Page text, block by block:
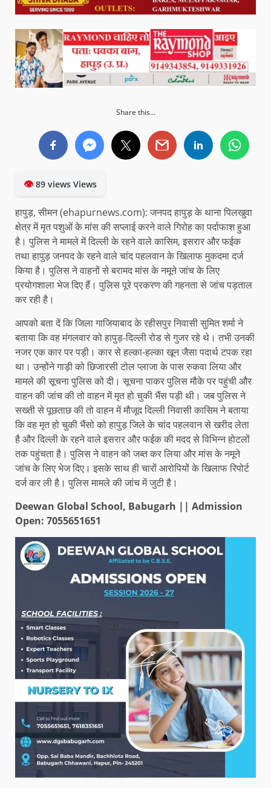
Share this...
👁89 views Views
हापुड़, सीमन (ehapurnews.com): जनपद हापुड़ के थाना पिलखुवा
क्षेत्र में मृत पशुओं के मांस की सप्लाई करने वाले गिरोह का पर्दाफाश हुआ
है। पुलिस ने मामले में दिल्ली के रहने वाले कासिम, इसरार और फईक
तथा हापुड़ जनपद के रहने वाले चांद पहलवान के खिलाफ मुकदमा दर्ज
किया है। पुलिस ने वाहनों से बरामद मांस के नमूने जांच के लिए
प्रयोगशाला भेज दिए हैं। पुलिस पूरे प्रकरण की गहनता से जांच पड़ताल
कर रही है।
आपको बता दें कि जिला गाजियाबाद के रहीसपुर निवासी सुमित शर्मा ने
बताया कि वह मंगलवार को हापुड़-दिल्ली रोड से गुजर रहे थे। तभी उनकी
नजर एक कार पर पड़ी। कार से हल्का-हल्का खून जैसा पदार्थ टपक रहा
था। उन्होंने गाड़ी को छिजारसी टोल प्लाजा के पास रुकवा लिया और
मामले की सूचना पुलिस को दी। सूचना पाकर पुलिस मौके पर पहुंची और
वाहन की जांच की तो वाहन में मृत हो चुकी भैंस पड़ी थी। जब पुलिस ने
सख्ती से पूछताछ की तो वाहन में मौजूद दिल्ली निवासी कासिम ने बताया
कि वह मृत हो चुकी भैंसो को हापुड़ जिले के चांद पहलवान से खरीद लेता
है और दिल्ली के रहने वाले इसरार और फईक की मदद से विभिन्न होटलों
तक पहुंचता है। पुलिस ने वाहन को जब्त कर लिया और मांस के नमूने
जांच के लिए भेज दिए। इसके साथ ही चारों आरोपियों के खिलाफ रिपोर्ट
दर्ज कर ली है। पुलिस मामले की जांच में जुटी है।
Deewan Global School, Babugarh || Admission
Open: 7055651651